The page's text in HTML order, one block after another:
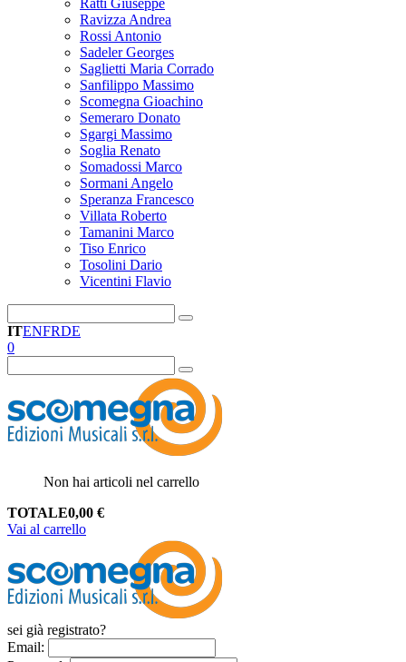
Ratti Giuseppe
Ravizza Andrea
Rossi Antonio
Sadeler Georges
Saglietti Maria Corrado
Sanfilippo Massimo
Scomegna Gioachino
Semeraro Donato
Sgargi Massimo
Soglia Renato
Somadossi Marco
Sormani Angelo
Speranza Francesco
Villata Roberto
Tamanini Marco
Tiso Enrico
Tosolini Dario
Vicentini Flavio
ITENFRDE
0
Non hai articoli nel carrello
TOTALE0,00 €
Vai al carrello
sei già registrato?
Email: